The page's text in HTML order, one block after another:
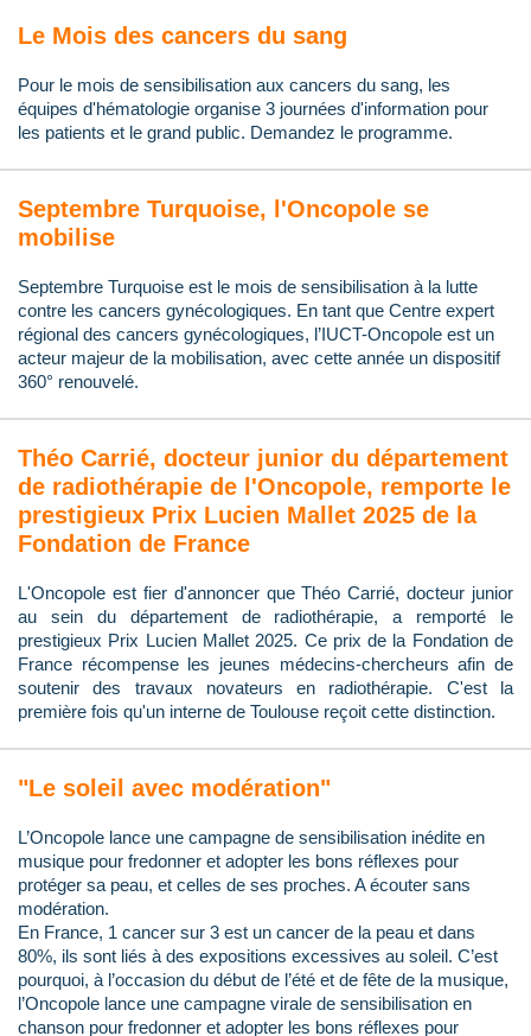
Le Mois des cancers du sang
Pour le mois de sensibilisation aux cancers du sang, les
équipes d'hématologie organise 3 journées d'information pour
les patients et le grand public. Demandez le programme.
Septembre Turquoise, l'Oncopole se
mobilise
Septembre Turquoise est le mois de sensibilisation à la lutte
contre les cancers gynécologiques. En tant que Centre expert
régional des cancers gynécologiques, l’IUCT-Oncopole est un
acteur majeur de la mobilisation, avec cette année un dispositif
360° renouvelé.
Théo Carrié, docteur junior du département
de radiothérapie de l'Oncopole, remporte le
prestigieux Prix Lucien Mallet 2025 de la
Fondation de France
L'Oncopole est fier d'annoncer que Théo Carrié, docteur junior
au sein du département de radiothérapie, a remporté le
prestigieux Prix Lucien Mallet 2025. Ce prix de la Fondation de
France récompense les jeunes médecins-chercheurs afin de
soutenir des travaux novateurs en radiothérapie. C'est la
première fois qu'un interne de Toulouse reçoit cette distinction.
"Le soleil avec modération"
L’Oncopole lance une campagne de sensibilisation inédite en
musique pour fredonner et adopter les bons réflexes pour
protéger sa peau, et celles de ses proches. A écouter sans
modération.
En France, 1 cancer sur 3 est un cancer de la peau et dans
80%, ils sont liés à des expositions excessives au soleil. C’est
pourquoi, à l’occasion du début de l’été et de fête de la musique,
l’Oncopole lance une campagne virale de sensibilisation en
chanson pour fredonner et adopter les bons réflexes pour